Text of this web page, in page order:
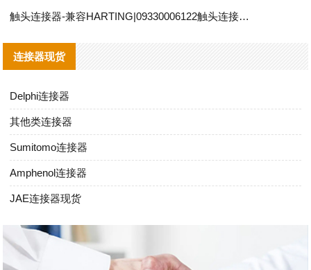
触头连接器-兼容HARTING|09330006122触头连接器替代品说明
连接器现货
Delphi连接器
其他类连接器
Sumitomo连接器
Amphenol连接器
JAE连接器现货